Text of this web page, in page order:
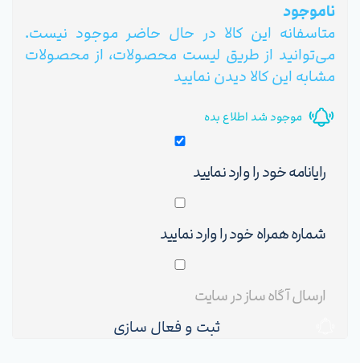
ناموجود
متاسفانه این کالا در حال حاضر موجود نیست.
می‌توانید از طریق لیست محصولات، از محصولات
مشابه این کالا دیدن نمایید
موجود شد اطلاع بده
ثبت و فعال سازی